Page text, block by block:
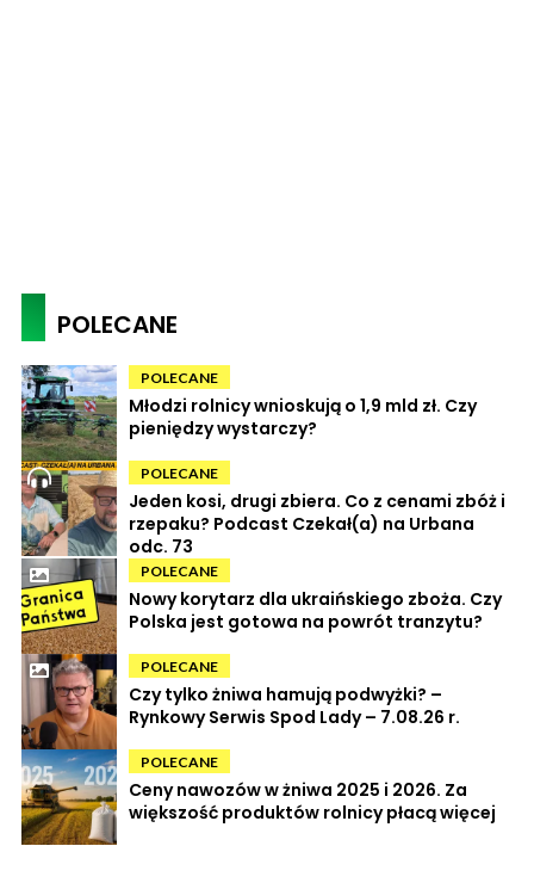
POLECANE
POLECANE
Młodzi rolnicy wnioskują o 1,9 mld zł. Czy
pieniędzy wystarczy?
POLECANE
Jeden kosi, drugi zbiera. Co z cenami zbóż i
rzepaku? Podcast Czekał(a) na Urbana
odc. 73
POLECANE
Nowy korytarz dla ukraińskiego zboża. Czy
Polska jest gotowa na powrót tranzytu?
POLECANE
Czy tylko żniwa hamują podwyżki? –
Rynkowy Serwis Spod Lady – 7.08.26 r.
POLECANE
Ceny nawozów w żniwa 2025 i 2026. Za
większość produktów rolnicy płacą więcej